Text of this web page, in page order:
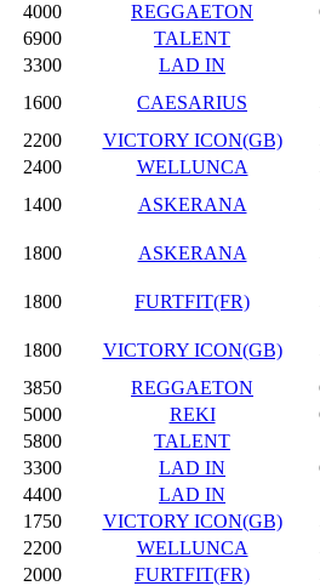
4000 REGGAETON
6900 TALENT
3300 LAD IN
1600 CAESARIUS
2200 VICTORY ICON(GB)
2400 WELLUNCA
1400 ASKERANA
1800 ASKERANA
1800 FURTFIT(FR)
1800 VICTORY ICON(GB)
3850 REGGAETON
5000 REKI
5800 TALENT
3300 LAD IN
4400 LAD IN
1750 VICTORY ICON(GB)
2200 WELLUNCA
2000 FURTFIT(FR)